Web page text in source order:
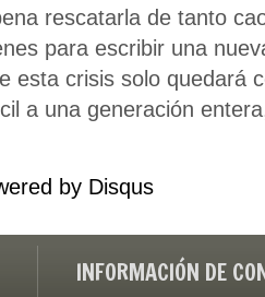
rescatarla de tanto
para escribir una
esta crisis solo quedará
a una generación
by Disqus
INFORMACIÓN DE